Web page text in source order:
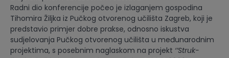
Radni dio konferencije počeo je izlaganjem gospodina
Tihomira Žiljka iz Pučkog otvorenog učilišta Zagreb, koji je
predstavio primjer dobre prakse, odnosno iskustva
sudjelovanja Pučkog otvorenog učilišta u međunarodnim
projektima, s posebnim naglaskom na projekt ‘’Struk-